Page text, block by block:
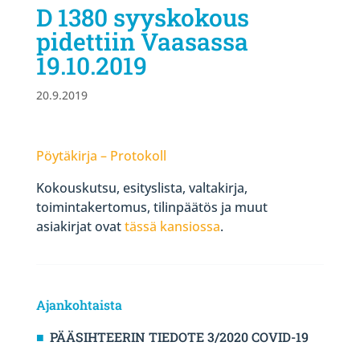
D 1380 syyskokous
pidettiin Vaasassa
19.10.2019
20.9.2019
Pöytäkirja – Protokoll
Kokouskutsu, esityslista, valtakirja,
toimintakertomus, tilinpäätös ja muut
asiakirjat ovattässä kansiossa.
Ajankohtaista
PÄÄSIHTEERIN TIEDOTE 3/2020 COVID-19